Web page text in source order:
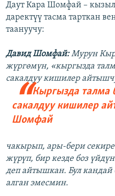
Даут Кара Шомфай –
даректүү тасма тарткан
таануучу:
Давид Шомфай:Мурун
жүргөмүн, «кыргызда
сакалдуу кишилер
Кыргызда талма
сакалдуу кишилер
Шомфай
чакырып, ары-бери
жүрүп, бир кезде боз
деп айтышкан. Бул кандай
алган эмесмин.